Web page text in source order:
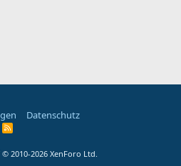
Datenschutz
R
© 2010-2026 XenForo Ltd.